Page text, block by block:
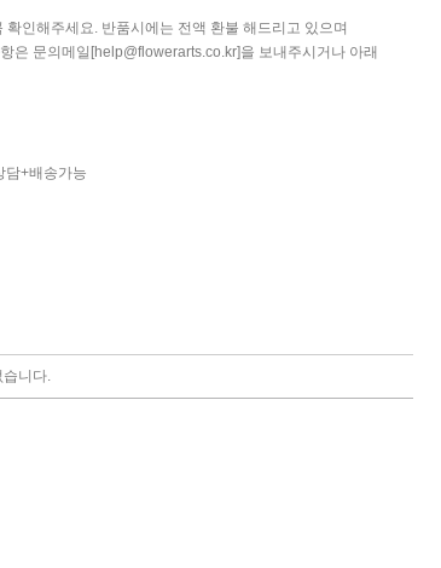
인해주세요. 반품시에는 전액 환불 해드리고 있으며
은 문의메일[help@flowerarts.co.kr]을 보내주시거나 아래
담+배송가능
습니다.